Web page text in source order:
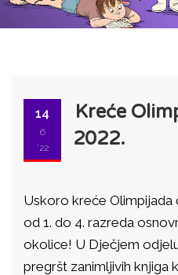
14
6
'22
Kreće
2022.
Uskoro kreće Olimpijada
od 1. do 4. razreda
okolice! U Dječjem
pregršt zanimljivih knjiga